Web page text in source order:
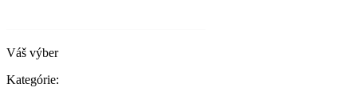
Váš výber
Kategórie: